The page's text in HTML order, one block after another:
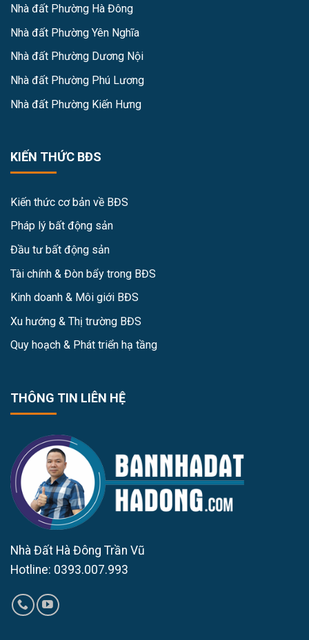
Nhà đất Phường Hà Đông
Nhà đất Phường Yên Nghĩa
Nhà đất Phường Dương Nội
Nhà đất Phường Phú Lương
Nhà đất Phường Kiến Hưng
KIẾN THỨC BĐS
Kiến thức cơ bản về BĐS
Pháp lý bất động sản
Đầu tư bất động sản
Tài chính & Đòn bẩy trong BĐS
Kinh doanh & Môi giới BĐS
Xu hướng & Thị trường BĐS
Quy hoạch & Phát triển hạ tầng
THÔNG TIN LIÊN HỆ
Nhà Đất Hà Đông Trần Vũ
Hotline: 0393.007.993